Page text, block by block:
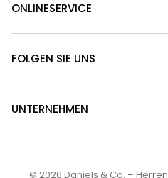
ONLINESERVICE
FOLGEN SIE UNS
UNTERNEHMEN
© 2026 Daniels & Co. –